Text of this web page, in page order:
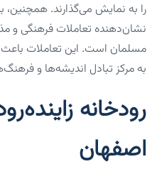
را به نمایش می‌گذارند.
نشان‌دهنده تعاملات فرهنگی و
مسلمان است. این تعاملات
به مرکز تبادل اندیشه‌ها و
رودخانه
اصفهان